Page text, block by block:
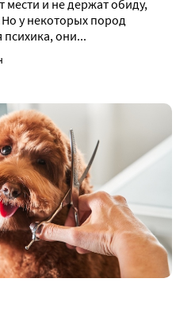
и не держат обиду,
у некоторых пород
психика, они...